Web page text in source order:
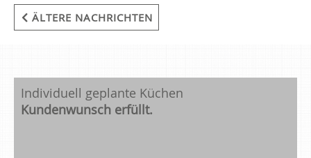
ÄLTERE NACHRICHTEN
Individuell geplante Küchen
Kundenwunsch erfüllt.